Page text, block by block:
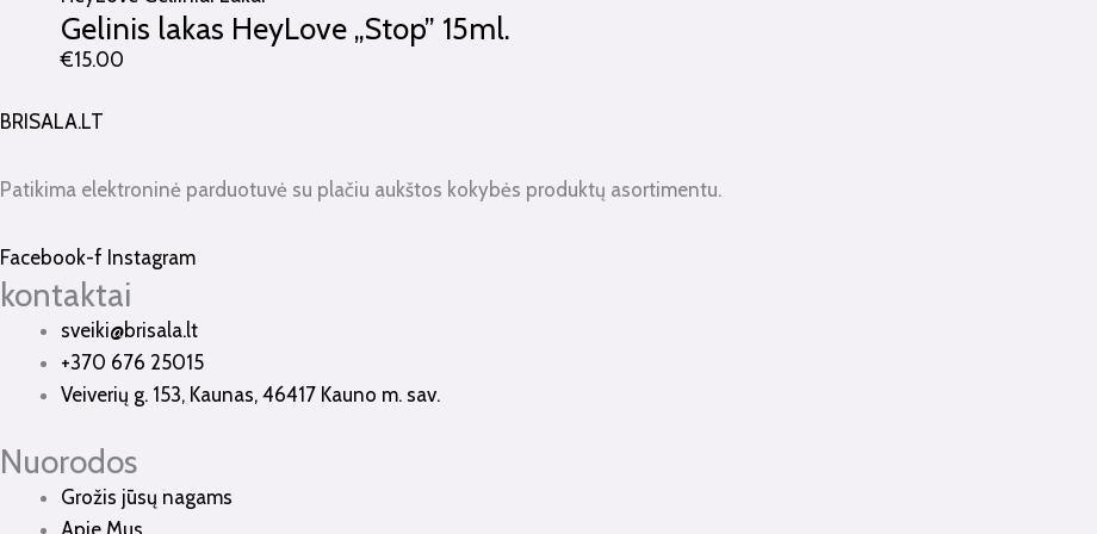
Gelinis lakas HeyLove „Stop” 15ml.
€15.00
BRISALA.LT
Patikima elektroninė parduotuvė su plačiu aukštos kokybės produktų asortimentu.
Facebook-f Instagram
kontaktai
sveiki@brisala.lt
+370 676 25015
Veiverių g. 153, Kaunas, 46417 Kauno m. sav.
Nuorodos
Grožis jūsų nagams